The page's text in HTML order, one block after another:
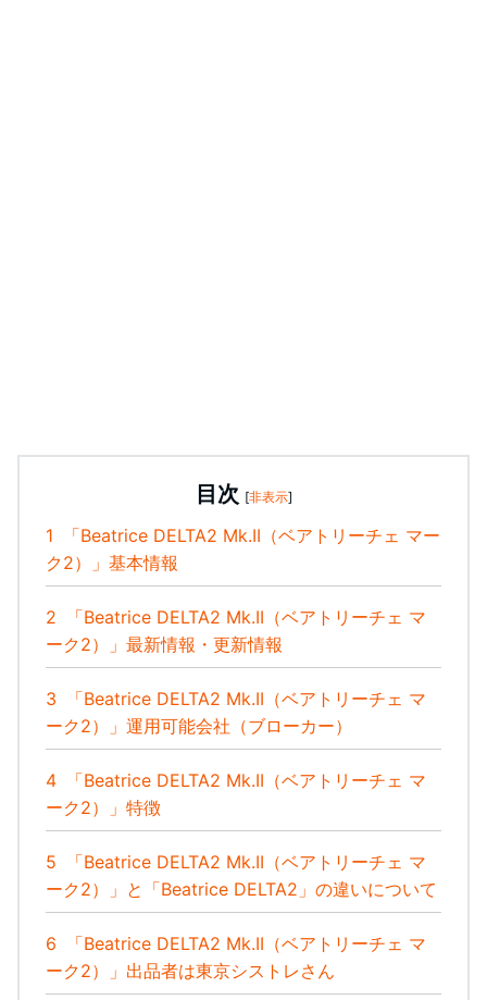
目次 [非表示]
1
「Beatrice DELTA2 Mk.II（ベアトリーチェ マー
ク2）」基本情報
2
「Beatrice DELTA2 Mk.II（ベアトリーチェ マ
ーク2）」最新情報・更新情報
3
「Beatrice DELTA2 Mk.II（ベアトリーチェ マ
ーク2）」運用可能会社（ブローカー）
4
「Beatrice DELTA2 Mk.II（ベアトリーチェ マ
ーク2）」特徴
5
「Beatrice DELTA2 Mk.II（ベアトリーチェ マ
ーク2）」と「Beatrice DELTA2」の違いについて
6
「Beatrice DELTA2 Mk.II（ベアトリーチェ マ
ーク2）」出品者は東京シストレさん